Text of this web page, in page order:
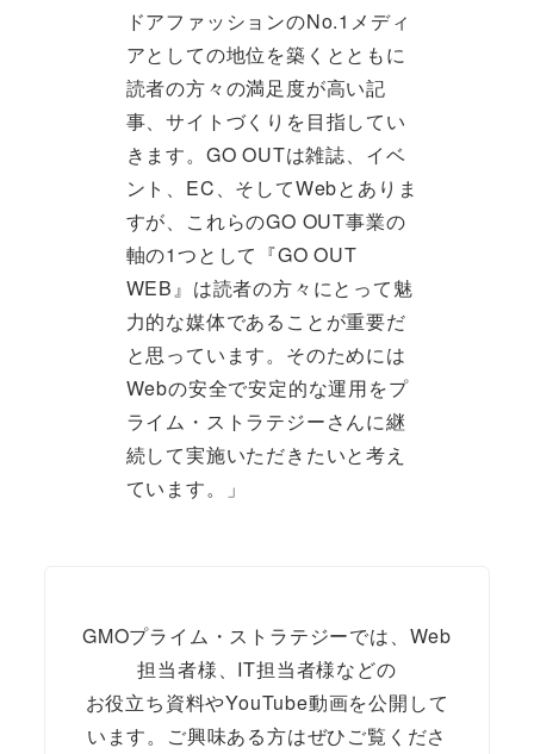
ドアファッションのNo.1メディ
アとしての地位を築くとともに
読者の方々の満足度が高い記
事、サイトづくりを目指してい
きます。GO OUTは雑誌、イベ
ント、EC、そしてWebとありま
すが、これらのGO OUT事業の
軸の1つとして『GO OUT
WEB』は読者の方々にとって魅
力的な媒体であることが重要だ
と思っています。そのためには
Webの安全で安定的な運用をプ
ライム・ストラテジーさんに継
続して実施いただきたいと考え
ています。」
GMOプライム・ストラテジーでは、Web
担当者様、IT担当者様などの
お役立ち資料やYouTube動画を公開して
います。ご興味ある方はぜひご覧くださ